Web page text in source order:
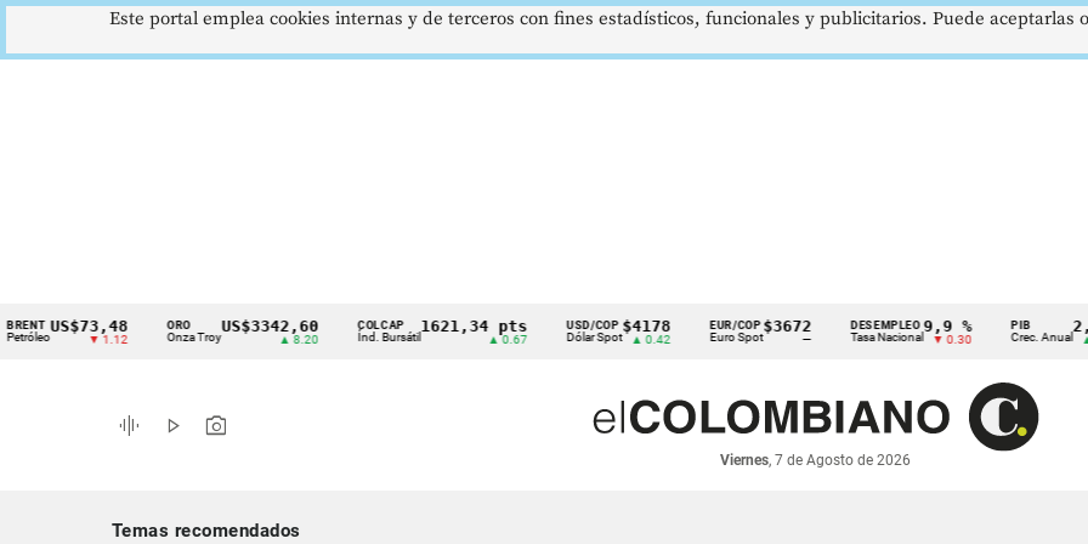
Cintillo
indicadores
económicos
US$73,48
▼ 1.12
ORO
Onza Troy
US$3342,60 COLCAP
Índ. Bursátil
1621,34 pts USD/COP
Dólar Spot
$4178
▲ 0.42
EUR/COP
Euro Spot
$3672
—
DESEMPLEO
Tasa Nacional
9,9 %
▼ 0.30
PIB
Crec. Anual
2,8 %
▲ 0.10
graphic_eq play_arrow photo_camera
Viernes, 7 de Agosto de 2026
Temas recomendados
Este portal emplea cookies internas y de terceros con fines estadísticos, funcionales y publicitarios. Puede aceptarlas